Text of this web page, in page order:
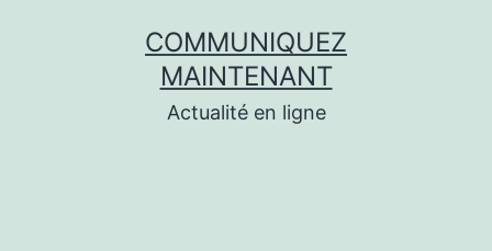
COMMUNIQUEZ
MAINTENANT
Actualité en ligne